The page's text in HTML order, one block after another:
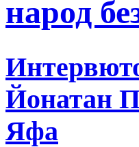
народ
Йонатан
Яфа